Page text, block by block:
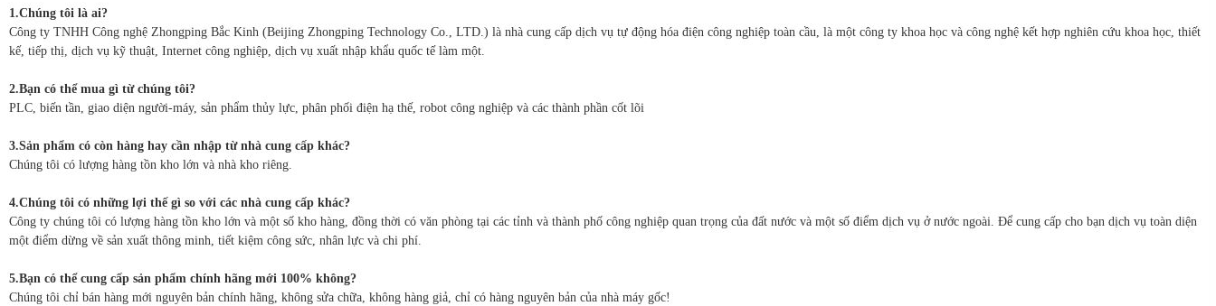
1.Chúng tôi là ai?
Công ty TNHH Công nghệ Zhongping Bắc Kinh (Beijing Zhongping Technology Co., LTD.) là nhà cung cấp dịch vụ tự động hóa điện công nghiệp toàn cầu, là một công ty khoa học và công nghệ kết hợp nghiên cứu khoa học, thiết
kế, tiếp thị, dịch vụ kỹ thuật, Internet công nghiệp, dịch vụ xuất nhập khẩu quốc tế làm một.
2.Bạn có thể mua gì từ chúng tôi?
PLC, biến tần, giao diện người-máy, sản phẩm thủy lực, phân phối điện hạ thế, robot công nghiệp và các thành phần cốt lõi
3.Sản phẩm có còn hàng hay cần nhập từ nhà cung cấp khác?
Chúng tôi có lượng hàng tồn kho lớn và nhà kho riêng.
4.Chúng tôi có những lợi thế gì so với các nhà cung cấp khác?
Công ty chúng tôi có lượng hàng tồn kho lớn và một số kho hàng, đồng thời có văn phòng tại các tỉnh và thành phố công nghiệp quan trọng của đất nước và một số điểm dịch vụ ở nước ngoài. Để cung cấp cho bạn dịch vụ toàn diện
một điểm dừng về sản xuất thông minh, tiết kiệm công sức, nhân lực và chi phí.
5.Bạn có thể cung cấp sản phẩm chính hãng mới 100% không?
Chúng tôi chỉ bán hàng mới nguyên bản chính hãng, không sửa chữa, không hàng giả, chỉ có hàng nguyên bản của nhà máy gốc!